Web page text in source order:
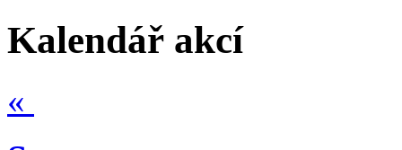
Kalendář akcí
«